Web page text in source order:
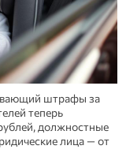
штрафы за
теперь
должностные
лица — от